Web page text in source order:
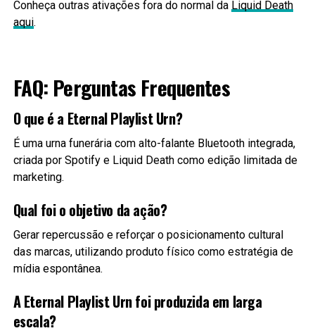
Conheça outras ativações fora do normal da Liquid Death
aqui.
FAQ: Perguntas Frequentes
O que é a Eternal Playlist Urn?
É uma urna funerária com alto-falante Bluetooth integrada,
criada por Spotify e Liquid Death como edição limitada de
marketing.
Qual foi o objetivo da ação?
Gerar repercussão e reforçar o posicionamento cultural
das marcas, utilizando produto físico como estratégia de
mídia espontânea.
A Eternal Playlist Urn foi produzida em larga
escala?